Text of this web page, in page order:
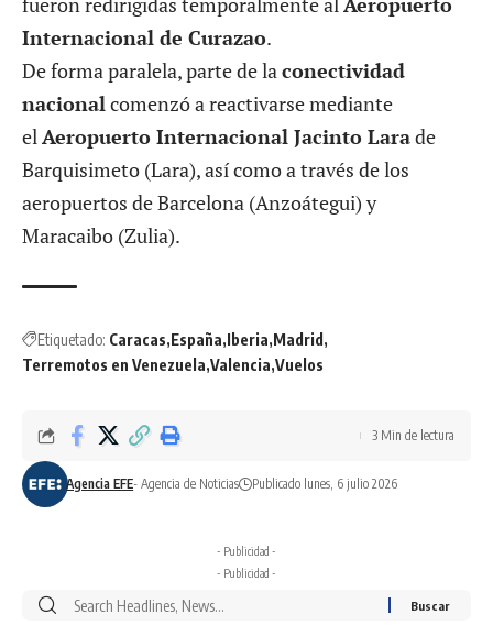
Internacional de Curazao.
De forma paralela, parte de laconectividad
nacionalcomenzó a reactivarse mediante
elAeropuerto Internacional Jacinto Larade
Barquisimeto (Lara), así como a través de los
aeropuertos de Barcelona (Anzoátegui) y
Maracaibo (Zulia).
Etiquetado: Caracas España Iberia Madrid
Terremotos en Venezuela Valencia Vuelos
Agencia EFE- Agencia de Noticias Publicado lunes, 6 julio 2026
3 Min de lectura
- Publicidad -
- Publicidad -